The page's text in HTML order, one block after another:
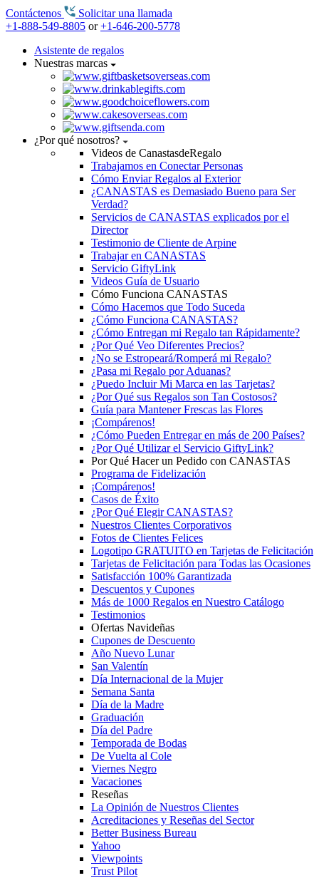
Contáctenos
Solicitar una llamada
+1-888-549-8805 or+1-646-200-5778
Asistente de regalos
Nuestras marcas
¿Por qué nosotros?
Videos de CanastasdeRegalo
Trabajamos en Conectar Personas
Cómo Enviar Regalos al Exterior
¿CANASTAS es Demasiado Bueno para Ser
Verdad?
Servicios de CANASTAS explicados por el
Director
Testimonio de Cliente de Arpine
Trabajar en CANASTAS
Servicio GiftyLink
Videos Guía de Usuario
Cómo Funciona CANASTAS
Cómo Hacemos que Todo Suceda
¿Cómo Funciona CANASTAS?
¿Cómo Entregan mi Regalo tan Rápidamente?
¿Por Qué Veo Diferentes Precios?
¿No se Estropeará/Romperá mi Regalo?
¿Pasa mi Regalo por Aduanas?
¿Puedo Incluir Mi Marca en las Tarjetas?
¿Por Qué sus Regalos son Tan Costosos?
Guía para Mantener Frescas las Flores
¡Compárenos!
¿Cómo Pueden Entregar en más de 200 Países?
¿Por Qué Utilizar el Servicio GiftyLink?
Por Qué Hacer un Pedido con CANASTAS
Programa de Fidelización
¡Compárenos!
Casos de Éxito
¿Por Qué Elegir CANASTAS?
Nuestros Clientes Corporativos
Fotos de Clientes Felices
Logotipo GRATUITO en Tarjetas de Felicitación
Tarjetas de Felicitación para Todas las Ocasiones
Satisfacción 100% Garantizada
Descuentos y Cupones
Más de 1000 Regalos en Nuestro Catálogo
Testimonios
Ofertas Navideñas
Cupones de Descuento
Año Nuevo Lunar
San Valentín
Día Internacional de la Mujer
Semana Santa
Día de la Madre
Graduación
Día del Padre
Temporada de Bodas
De Vuelta al Cole
Viernes Negro
Vacaciones
Reseñas
La Opinión de Nuestros Clientes
Acreditaciones y Reseñas del Sector
Better Business Bureau
Yahoo
Viewpoints
Trust Pilot